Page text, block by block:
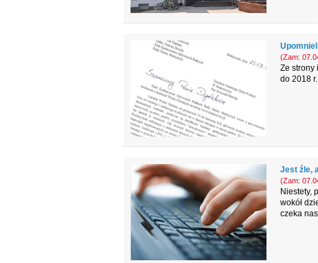
(Zam:
Ze strony
do 2018
Jest źle,
(Zam:
Niestety,
wokół
czeka